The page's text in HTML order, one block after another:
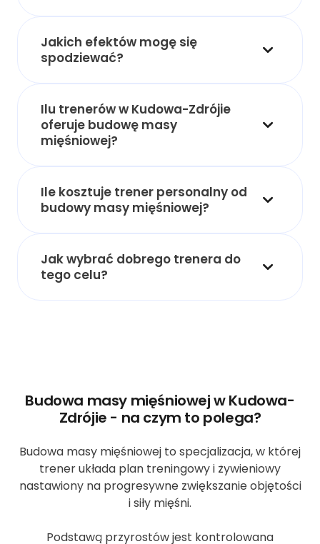
Jakich efektów mogę się
spodziewać?
Ilu trenerów w Kudowa-Zdrójie
oferuje budowę masy
mięśniowej?
Ile kosztuje trener personalny od
budowy masy mięśniowej?
Jak wybrać dobrego trenera do
tego celu?
Budowa masy mięśniowej w Kudowa-
Zdrójie - na czym to polega?
Budowa masy mięśniowej to specjalizacja, w której
trener układa plan treningowy i żywieniowy
nastawiony na progresywne zwiększanie objętości
i siły mięśni.
Podstawą przyrostów jest kontrolowana